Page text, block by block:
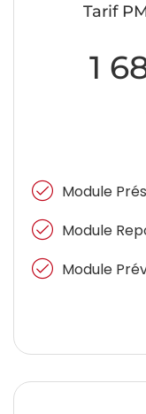
Tarif
1
Module
Module
Module